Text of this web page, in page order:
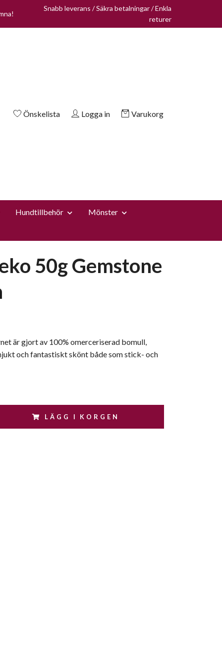
Snabb leverans / Säkra betalningar / Enkla
returer
Önskelista Logga in Varukorg
Hundtillbehör
Mönster
50g Gemstone
är gjort av 100% omerceriserad bomull,
och fantastiskt skönt både som stick- och
LÄGG I KORGEN